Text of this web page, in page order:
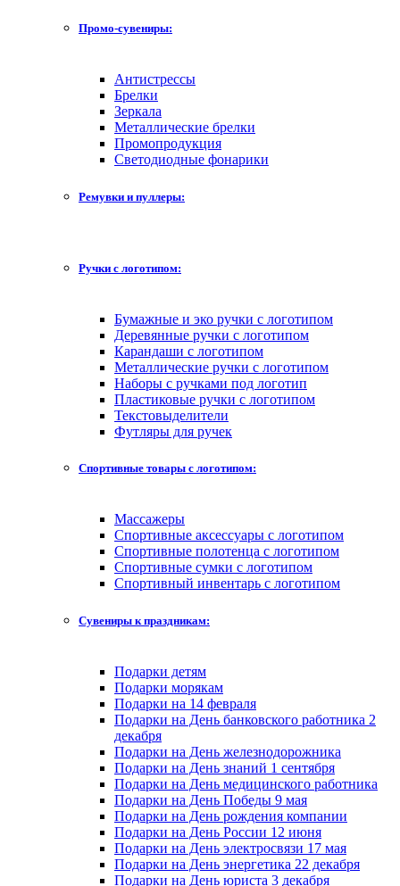
Промо-сувениры:
Антистрессы
Брелки
Зеркала
Металлические брелки
Промопродукция
Светодиодные фонарики
Ремувки и пуллеры:
Ручки с логотипом:
Бумажные и эко ручки с логотипом
Деревянные ручки с логотипом
Карандаши с логотипом
Металлические ручки с логотипом
Наборы с ручками под логотип
Пластиковые ручки с логотипом
Текстовыделители
Футляры для ручек
Спортивные товары с логотипом:
Массажеры
Спортивные аксессуары с логотипом
Спортивные полотенца с логотипом
Спортивные сумки с логотипом
Спортивный инвентарь с логотипом
Сувениры к праздникам:
Подарки детям
Подарки морякам
Подарки на 14 февраля
Подарки на День банковского работника 2
декабря
Подарки на День железнодорожника
Подарки на День знаний 1 сентября
Подарки на День медицинского работника
Подарки на День Победы 9 мая
Подарки на День рождения компании
Подарки на День России 12 июня
Подарки на День электросвязи 17 мая
Подарки на День энергетика 22 декабря
Подарки на День юриста 3 декабря